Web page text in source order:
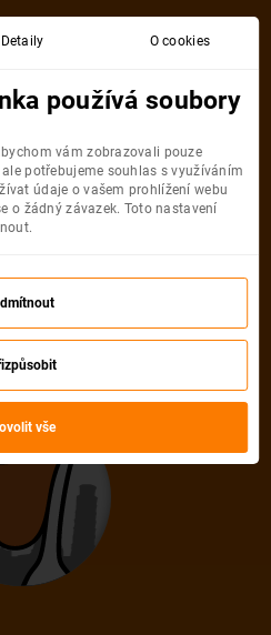
letenka
do města už
akční letenku
Detaily O cookies
používá soubory
vám zobrazovali pouze
potřebujeme souhlas s využíváním
údaje o vašem prohlížení webu
o žádný závazek. Toto nastavení
vše